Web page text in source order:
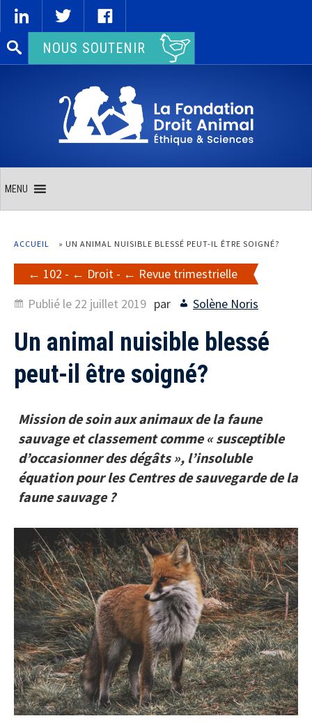
Rechercher :NOUS SOUTENIR
MENU
ACCUEIL » UN ANIMAL NUISIBLE BLESSÉ PEUT-IL ÊTRE SOIGNÉ?
102 - Droit -
Revue trimestrielle
Publié le 22 juillet 2019 par Solène Noris
Un animal nuisible blessé
peut-il être soigné?
Mission de soin aux animaux de la faune
sauvage et classement comme « susceptible
d’occasionner des dégâts », l’insoluble
équation pour les Centres de sauvegarde de la
faune sauvage ?